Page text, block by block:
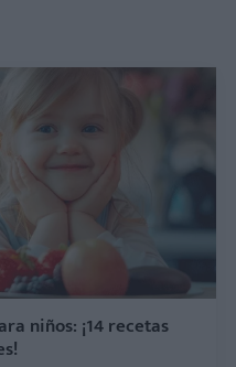
niños: ¡14 recetas